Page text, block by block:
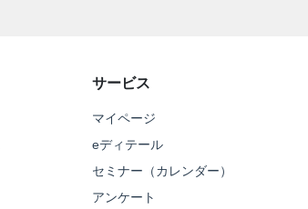
サービス
マイページ
eディテール
セミナー（カレンダー）
アンケート